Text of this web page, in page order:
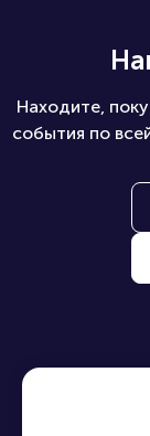
Находите,
события по